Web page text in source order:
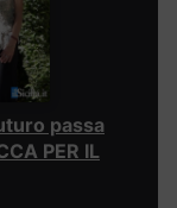
passa
PER IL